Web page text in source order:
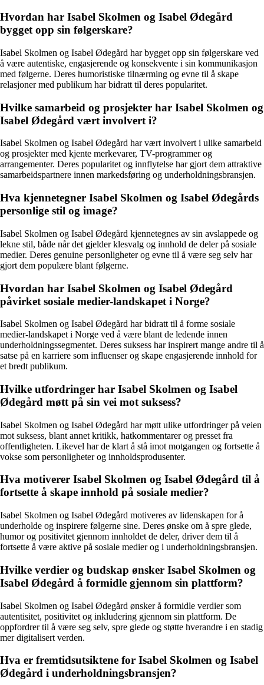
Hvordan har Isabel Skolmen og Isabel Ødegård
bygget opp sin følgerskare?
Isabel Skolmen og Isabel Ødegård har bygget opp sin følgerskare ved
å være autentiske, engasjerende og konsekvente i sin kommunikasjon
med følgerne. Deres humoristiske tilnærming og evne til å skape
relasjoner med publikum har bidratt til deres popularitet.
Hvilke samarbeid og prosjekter har Isabel Skolmen og
Isabel Ødegård vært involvert i?
Isabel Skolmen og Isabel Ødegård har vært involvert i ulike samarbeid
og prosjekter med kjente merkevarer, TV-programmer og
arrangementer. Deres popularitet og innflytelse har gjort dem attraktive
samarbeidspartnere innen markedsføring og underholdningsbransjen.
Hva kjennetegner Isabel Skolmen og Isabel Ødegårds
personlige stil og image?
Isabel Skolmen og Isabel Ødegård kjennetegnes av sin avslappede og
lekne stil, både når det gjelder klesvalg og innhold de deler på sosiale
medier. Deres genuine personligheter og evne til å være seg selv har
gjort dem populære blant følgerne.
Hvordan har Isabel Skolmen og Isabel Ødegård
påvirket sosiale medier-landskapet i Norge?
Isabel Skolmen og Isabel Ødegård har bidratt til å forme sosiale
medier-landskapet i Norge ved å være blant de ledende innen
underholdningssegmentet. Deres suksess har inspirert mange andre til å
satse på en karriere som influenser og skape engasjerende innhold for
et bredt publikum.
Hvilke utfordringer har Isabel Skolmen og Isabel
Ødegård møtt på sin vei mot suksess?
Isabel Skolmen og Isabel Ødegård har møtt ulike utfordringer på veien
mot suksess, blant annet kritikk, hatkommentarer og presset fra
offentligheten. Likevel har de klart å stå imot motgangen og fortsette å
vokse som personligheter og innholdsprodusenter.
Hva motiverer Isabel Skolmen og Isabel Ødegård til å
fortsette å skape innhold på sosiale medier?
Isabel Skolmen og Isabel Ødegård motiveres av lidenskapen for å
underholde og inspirere følgerne sine. Deres ønske om å spre glede,
humor og positivitet gjennom innholdet de deler, driver dem til å
fortsette å være aktive på sosiale medier og i underholdningsbransjen.
Hvilke verdier og budskap ønsker Isabel Skolmen og
Isabel Ødegård å formidle gjennom sin plattform?
Isabel Skolmen og Isabel Ødegård ønsker å formidle verdier som
autentisitet, positivitet og inkludering gjennom sin plattform. De
oppfordrer til å være seg selv, spre glede og støtte hverandre i en stadig
mer digitalisert verden.
Hva er fremtidsutsiktene for Isabel Skolmen og Isabel
Ødegård i underholdningsbransjen?